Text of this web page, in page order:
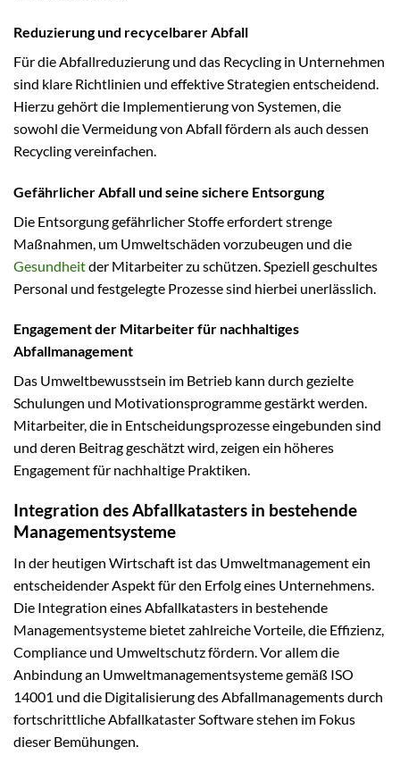
Reduzierung und recycelbarer Abfall
Für die Abfallreduzierung und das Recycling in Unternehmen
sind klare Richtlinien und effektive Strategien entscheidend.
Hierzu gehört die Implementierung von Systemen, die
sowohl die Vermeidung von Abfall fördern als auch dessen
Recycling vereinfachen.
Gefährlicher Abfall und seine sichere Entsorgung
Die Entsorgung gefährlicher Stoffe erfordert strenge
Maßnahmen, um Umweltschäden vorzubeugen und die
Gesundheitder Mitarbeiter zu schützen. Speziell geschultes
Personal und festgelegte Prozesse sind hierbei unerlässlich.
Engagement der Mitarbeiter für nachhaltiges
Abfallmanagement
Das Umweltbewusstsein im Betrieb kann durch gezielte
Schulungen und Motivationsprogramme gestärkt werden.
Mitarbeiter, die in Entscheidungsprozesse eingebunden sind
und deren Beitrag geschätzt wird, zeigen ein höheres
Engagement für nachhaltige Praktiken.
Integration des Abfallkatasters in bestehende
Managementsysteme
In der heutigen Wirtschaft ist das Umweltmanagement ein
entscheidender Aspekt für den Erfolg eines Unternehmens.
Die Integration eines Abfallkatasters in bestehende
Managementsysteme bietet zahlreiche Vorteile, die Effizienz,
Compliance und Umweltschutz fördern. Vor allem die
Anbindung an Umweltmanagementsysteme gemäß ISO
14001 und die Digitalisierung des Abfallmanagements durch
fortschrittliche Abfallkataster Software stehen im Fokus
dieser Bemühungen.